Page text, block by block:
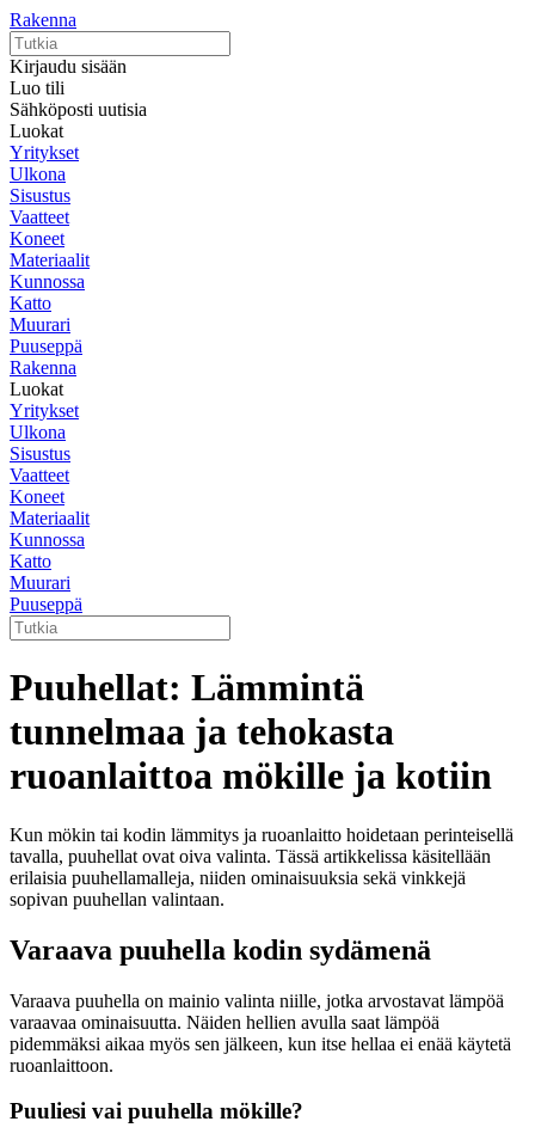
Rakenna
Kirjaudu sisään
Luo tili
Sähköposti uutisia
Luokat
Yritykset
Ulkona
Sisustus
Vaatteet
Koneet
Materiaalit
Kunnossa
Katto
Muurari
Puuseppä
Rakenna
Luokat
Yritykset
Ulkona
Sisustus
Vaatteet
Koneet
Materiaalit
Kunnossa
Katto
Muurari
Puuseppä
Puuhellat: Lämmintä
tunnelmaa ja tehokasta
ruoanlaittoa mökille ja kotiin
Kun mökin tai kodin lämmitys ja ruoanlaitto hoidetaan perinteisellä
tavalla, puuhellat ovat oiva valinta. Tässä artikkelissa käsitellään
erilaisia puuhellamalleja, niiden ominaisuuksia sekä vinkkejä
sopivan puuhellan valintaan.
Varaava puuhella kodin sydämenä
Varaava puuhella on mainio valinta niille, jotka arvostavat lämpöä
varaavaa ominaisuutta. Näiden hellien avulla saat lämpöä
pidemmäksi aikaa myös sen jälkeen, kun itse hellaa ei enää käytetä
ruoanlaittoon.
Puuliesi vai puuhella mökille?